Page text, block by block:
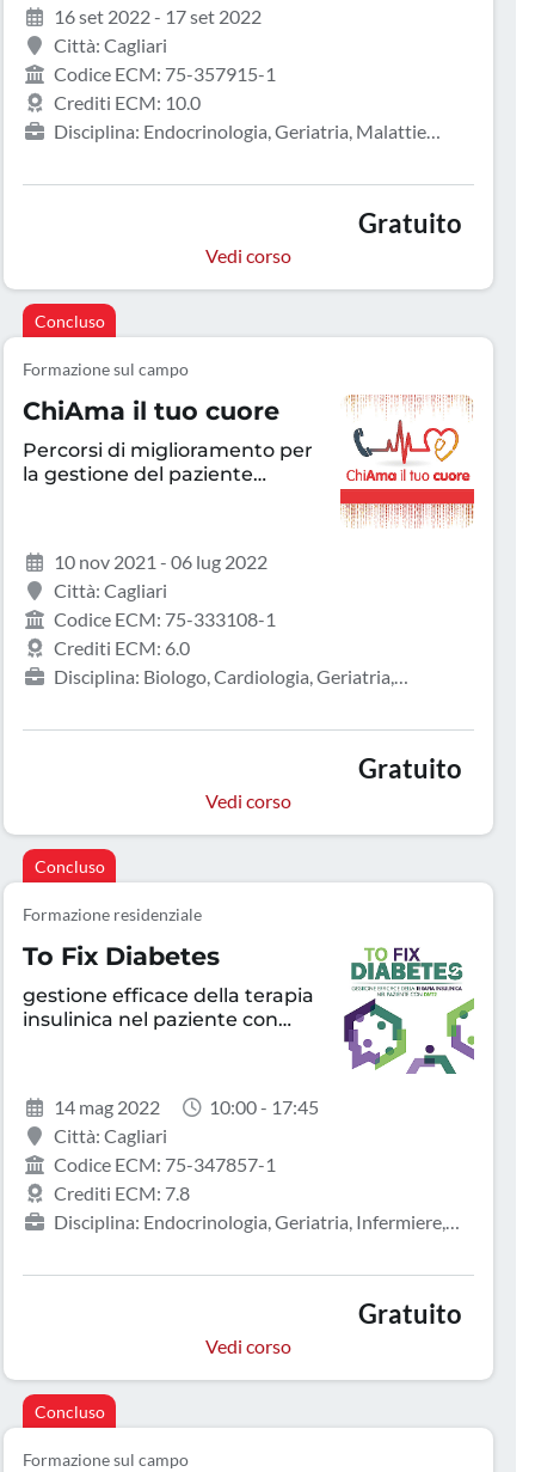
16 set 2022 - 17 set 2022
Città: Cagliari
Codice ECM: 75-357915-1
Crediti ECM: 10.0
Disciplina: Endocrinologia, Geriatria, Malattie
Pediatria, Pediatria (Pediatri di libera scelta)
Gratuito
Vedi corso
Concluso
Formazione sul campo
ChiAma il tuo cuore
Percorsi di miglioramento per
la gestione del paziente
10 nov 2021 - 06 lug 2022
Città: Cagliari
Codice ECM: 75-333108-1
Crediti ECM: 6.0
Disciplina: Biologo, Cardiologia, Geriatria,
Gratuito
Vedi corso
Concluso
Formazione residenziale
To Fix Diabetes
gestione efficace della terapia
insulinica nel paziente con
14 mag 2022
10:00 - 17:45
Città: Cagliari
Codice ECM: 75-347857-1
Crediti ECM: 7.8
Disciplina: Endocrinologia, Geriatria, Infermiere,
generale (medici di famiglia), Medicina interna
Gratuito
Vedi corso
Concluso
Formazione sul campo